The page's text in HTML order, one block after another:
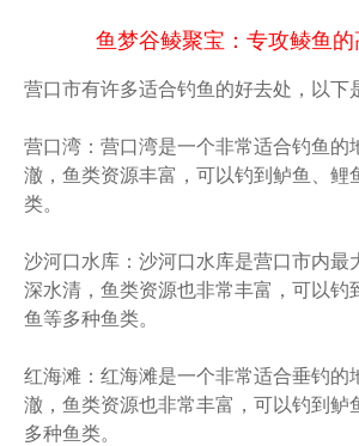
鱼梦谷鲮聚宝：专攻鲮鱼
营口市有许多适合钓鱼的好去处，以下
营口湾：营口湾是一个非常适合钓鱼的
澈，鱼类资源丰富，可以钓到鲈鱼、鲤
类。
沙河口水库：沙河口水库是营口市内最
深水清，鱼类资源也非常丰富，可以钓
鱼等多种鱼类。
红海滩：红海滩是一个非常适合垂钓的
澈，鱼类资源也非常丰富，可以钓到鲈
多种鱼类。